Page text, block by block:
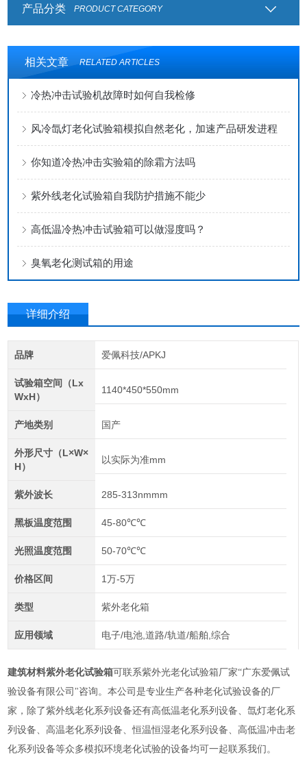
产品分类 PRODUCT CATEGORY
相关文章 RELATED ARTICLES
冷热冲击试验机故障时如何自我检修
风冷氙灯老化试验箱模拟自然老化，加速产品研发进程
你知道冷热冲击实验箱的除霜方法吗
紫外线老化试验箱自我防护措施不能少
高低温冷热冲击试验箱可以做湿度吗？
臭氧老化测试箱的用途
详细介绍
品牌 爱佩科技/APKJ
试验箱空间（Lx
WxH）
1140*450*550mm
产地类别 国产
外形尺寸（L×W×
H）
以实际为准mm
紫外波长 285-313nmmm
黑板温度范围 45-80℃℃
光照温度范围 50-70℃℃
价格区间 1万-5万
类型 紫外老化箱
应用领域 电子/电池,道路/轨道/船舶,综合
建筑材料紫外老化试验箱可联系紫外光老化试验箱厂家“广东爱佩试
验设备有限公司"咨询。本公司是专业生产各种老化试验设备的厂
家，除了紫外线老化系列设备还有高低温老化系列设备、氙灯老化系
列设备、高温老化系列设备、恒温恒湿老化系列设备、高低温冲击老
化系列设备等众多模拟环境老化试验的设备均可一起联系我们。